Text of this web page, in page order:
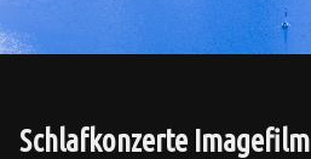
Schlafkonzerte Imagefilm